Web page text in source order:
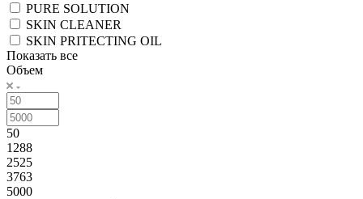
PURE SOLUTION
SKIN CLEANER
SKIN PRITECTING OIL
Показать все
Объем
50
1288
2525
3763
5000